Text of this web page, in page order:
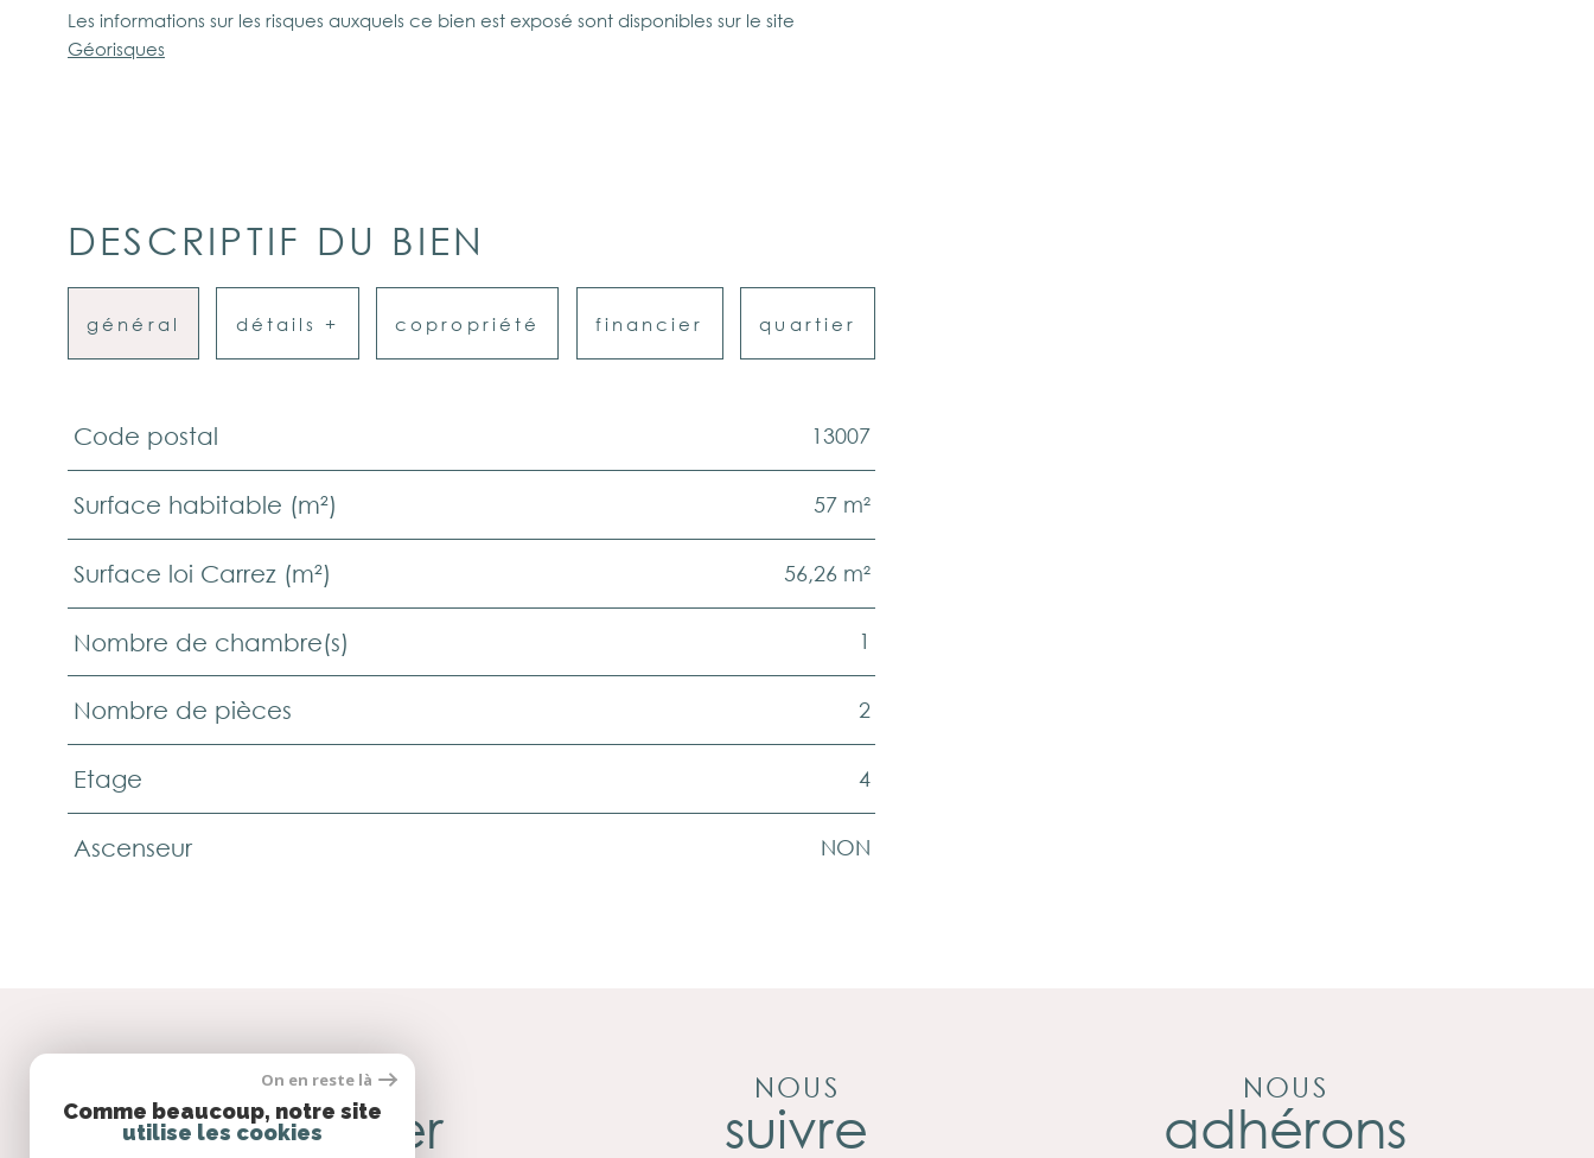
Les informations sur les risques auxquels ce bien est exposé sont disponibles sur le site
Géorisques
DESCRIPTIF DU BIEN
général détails + copropriété financier quartier
TRAD_PAMPERO_Caracteristique
Code postal 13007
Surface habitable (m²) 57 m²
Surface loi Carrez (m²) 56,26 m²
Nombre de chambre(s) 1
Nombre de pièces 2
Etage 4
Ascenseur NON
SE
connecter
NOUS
suivre
NOUS
adhérons
On en reste là
Comme beaucoup, notre site
utilise les cookies